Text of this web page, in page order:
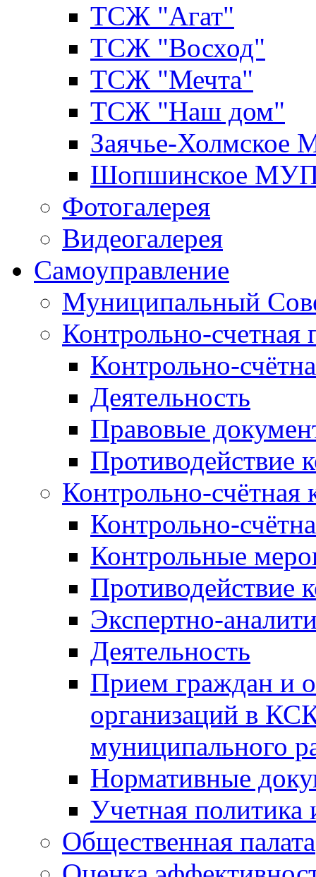
ТСЖ "Агат"
ТСЖ "Восход"
ТСЖ "Мечта"
ТСЖ "Наш дом"
Заячье-
Шопшинское
Фотогалерея
Видеогалерея
Самоуправление
Муниципальный
Контрольно-счетная
Контрольно-
Деятельность
Правовые
Противодействие
Контрольно-счётная
Контрольно-
Контрольные
Противодействие
Экспертно-
Деятельность
Прием граждан и
организаций в
муниципального
Нормативные
Учетная политика
Общественная палата